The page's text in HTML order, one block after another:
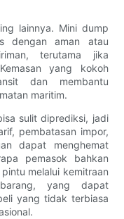
lainnya. Mini dump
dengan aman atau
terutama jika
yang kokoh
dan membantu
maritim.
sulit diprediksi, jadi
pembatasan impor,
dapat menghemat
pemasok bahkan
melalui kemitraan
yang dapat
yang tidak terbiasa